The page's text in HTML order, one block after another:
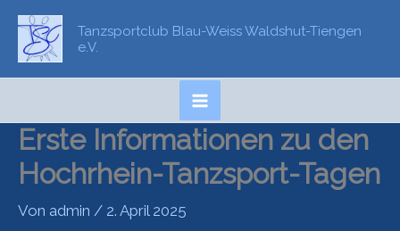
Zum
Inhalt
springen
Tanzsportclub Blau-Weiss Waldshut-Tiengen
e.V.
Erste Informationen zu den
Hochrhein-Tanzsport-Tagen
Von admin / 2. April 2025